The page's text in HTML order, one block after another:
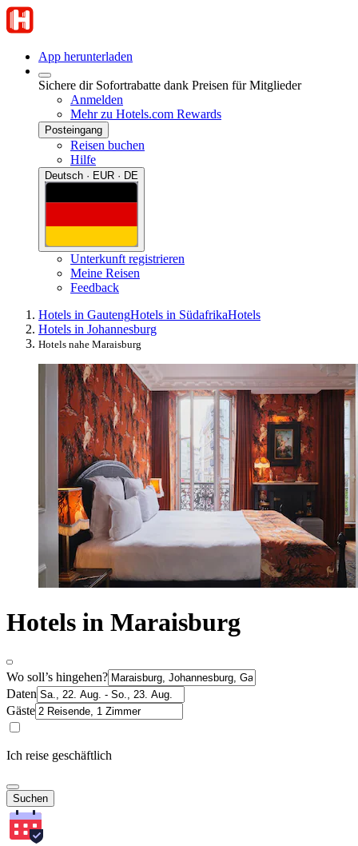
App herunterladen
Sichere dir Sofortrabatte dank Preisen für Mitglieder
Anmelden
Mehr zu Hotels.com Rewards
Posteingang
Reisen buchen
Hilfe
Deutsch · EUR · DE
Unterkunft registrieren
Meine Reisen
Feedback
Hotels in GautengHotels in SüdafrikaHotels
Hotels in Johannesburg
Hotels nahe Maraisburg
Hotels in Maraisburg
Wo soll’s hingehen?
Daten
Gäste
Ich reise geschäftlich
Suchen